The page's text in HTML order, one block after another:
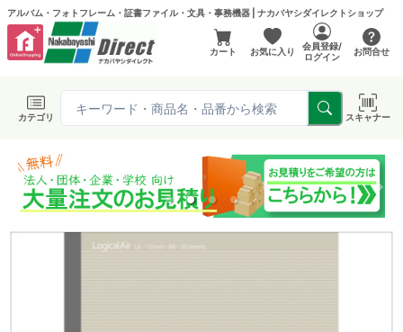
アルバム・フォトフレーム・証書ファイル・文具・事務機器 | ナカバヤシダイレクトショップ
カート お気に入り
会員登録/
ログイン
お問合せ
カテゴリ スキャナー